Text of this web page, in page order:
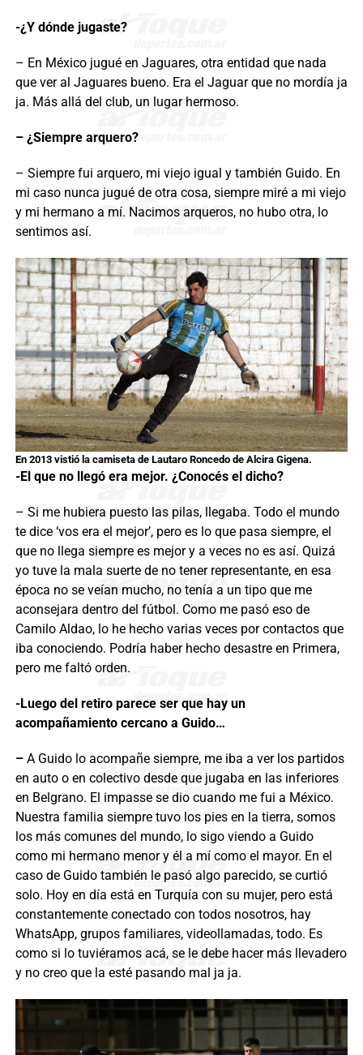
-¿Y dónde jugaste?
– En México jugué en Jaguares, otra entidad que nada
que ver al Jaguares bueno. Era el Jaguar que no mordía ja
ja. Más allá del club, un lugar hermoso.
– ¿Siempre arquero?
– Siempre fui arquero, mi viejo igual y también Guido. En
mi caso nunca jugué de otra cosa, siempre miré a mi viejo
y mi hermano a mí. Nacimos arqueros, no hubo otra, lo
sentimos así.
En 2013 vistió la camiseta de Lautaro Roncedo de Alcira Gigena.
-El que no llegó era mejor. ¿Conocés el dicho?
– Si me hubiera puesto las pilas, llegaba. Todo el mundo
te dice ‘vos era el mejor’, pero es lo que pasa siempre, el
que no llega siempre es mejor y a veces no es así. Quizá
yo tuve la mala suerte de no tener representante, en esa
época no se veían mucho, no tenía a un tipo que me
aconsejara dentro del fútbol. Como me pasó eso de
Camilo Aldao, lo he hecho varias veces por contactos que
iba conociendo. Podría haber hecho desastre en Primera,
pero me faltó orden.
-Luego del retiro parece ser que hay un
acompañamiento cercano a Guido…
– A Guido lo acompañe siempre, me iba a ver los partidos
en auto o en colectivo desde que jugaba en las inferiores
en Belgrano. El impasse se dio cuando me fui a México.
Nuestra familia siempre tuvo los pies en la tierra, somos
los más comunes del mundo, lo sigo viendo a Guido
como mi hermano menor y él a mí como el mayor. En el
caso de Guido también le pasó algo parecido, se curtió
solo. Hoy en día está en Turquía con su mujer, pero está
constantemente conectado con todos nosotros, hay
WhatsApp, grupos familiares, videollamadas, todo. Es
como si lo tuviéramos acá, se le debe hacer más llevadero
y no creo que la esté pasando mal ja ja.